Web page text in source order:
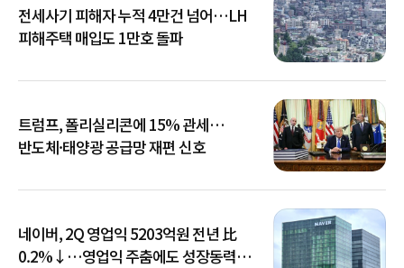
전세사기 피해자 누적 4만건 넘어…LH
피해주택 매입도 1만호 돌파
트럼프, 폴리실리콘에 15% 관세…
반도체·태양광 공급망 재편 신호
네이버, 2Q 영업익 5203억원 전년 比
0.2%↓…영업익 주춤에도 성장동력